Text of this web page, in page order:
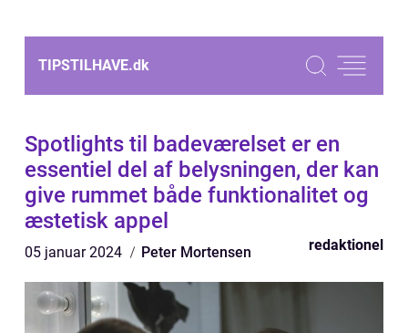
TIPSTILHAVE.dk
Spotlights til badeværelset er en
essentiel del af belysningen, der kan
give rummet både funktionalitet og
æstetisk appel
05 januar 2024 Peter Mortensen redaktionel